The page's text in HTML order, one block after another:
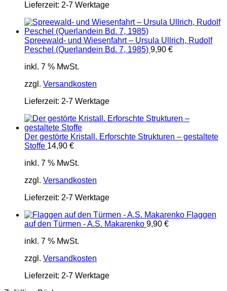
Lieferzeit: 2-7 Werktage
Spreewald- und Wiesenfahrt – Ursula Ullrich, Rudolf
Peschel (Querlandein Bd. 7, 1985) 9,90 €
inkl. 7 % MwSt.
zzgl. Versandkosten
Lieferzeit: 2-7 Werktage
Der gestörte Kristall. Erforschte Strukturen – gestaltete
Stoffe 14,90 €
inkl. 7 % MwSt.
zzgl. Versandkosten
Lieferzeit: 2-7 Werktage
Flaggen
auf den Türmen - A.S. Makarenko 9,90 €
inkl. 7 % MwSt.
zzgl. Versandkosten
Lieferzeit: 2-7 Werktage